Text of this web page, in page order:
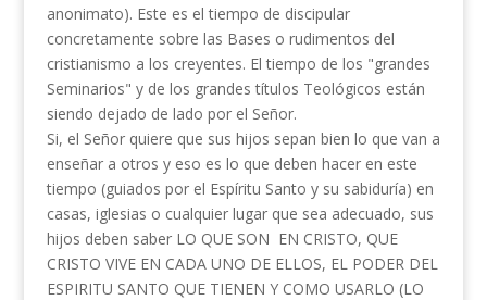
anonimato). Este es el tiempo de discipular
concretamente sobre las Bases o rudimentos del
cristianismo a los creyentes. El tiempo de los "grandes
Seminarios" y de los grandes títulos Teológicos están
siendo dejado de lado por el Señor.
Si, el Señor quiere que sus hijos sepan bien lo que van a
enseñar a otros y eso es lo que deben hacer en este
tiempo (guiados por el Espíritu Santo y su sabiduría) en
casas, iglesias o cualquier lugar que sea adecuado, sus
hijos deben saber LO QUE SON EN CRISTO, QUE
CRISTO VIVE EN CADA UNO DE ELLOS, EL PODER DEL
ESPIRITU SANTO QUE TIENEN Y COMO USARLO (LO